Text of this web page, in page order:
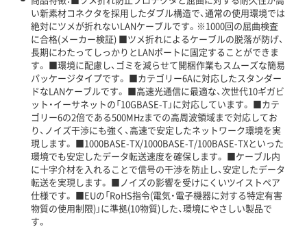
い新素材コネクタを採用したダブル構造で、通常の使用環境では
絶対にツメが折れないLANケーブルです。※1000回の屈曲検査
に合格(メーカー検証) ■ツメ折れによるケーブルの脱落が防げ、
長期にわたってしっかりとLANポートに固定することができま
す。 ■環境に配慮し、ゴミを減らせて開梱作業もスムーズな簡易
パッケージタイプです。 ■カテゴリー6Aに対応したスタンダー
ドなLANケーブルです。 ■高速光通信に最適な、次世代10ギガビ
ット・イーサネットの「10GBASE-T」に対応しています。 ■カテ
ゴリー6の2倍である500MHzまでの高周波領域まで対応してお
り、ノイズ干渉にも強く、高速で安定したネットワーク環境を実
現します。 ■1000BASE-TX/1000BASE-T/100BASE-TXといった
環境でも安定したデータ転送速度を確保します。 ■ケーブル内
に十字介材を入れることで信号の干渉を防止し、安定したデータ
転送を実現します。 ■ノイズの影響を受けにくいツイストペア
仕様です。 ■EUの「RoHS指令(電気・電子機器に対する特定有害
物質の使用制限)」に準拠(10物質)した、環境にやさしい製品で
す。